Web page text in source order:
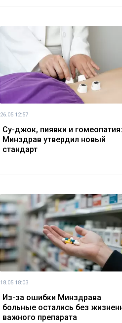
26.05 12:57
Су-джок, пиявки и гомеопатия:
Минздрав утвердил новый
стандарт
18.05 18:03
Из-за ошибки Минздрава
больные остались без
важного препарата